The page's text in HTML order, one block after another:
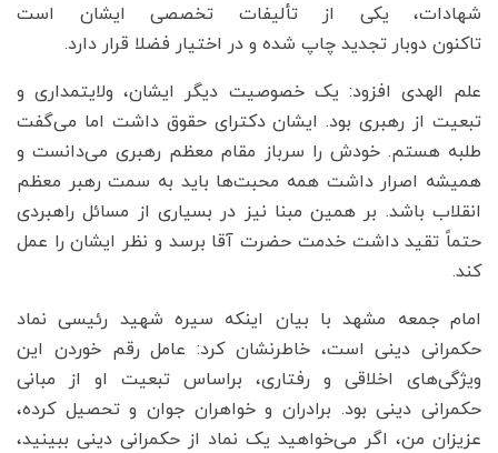
شهادات، یکی از تألیفات تخصصی ایشان است
تاکنون دوبار تجدید چاپ شده و در اختیار فضلا قرار دارد.
علم الهدی افزود: یک خصوصیت دیگر ایشان، ولایتمداری و
تبعیت از رهبری بود. ایشان دکترای حقوق داشت اما می‌گفت
طلبه هستم. خودش را سرباز مقام معظم رهبری می‌دانست و
همیشه اصرار داشت همه محبت‌ها باید به سمت رهبر معظم
انقلاب باشد. بر همین مبنا نیز در بسیاری از مسائل راهبردی
حتماً تقید داشت خدمت حضرت آقا برسد و نظر ایشان را عمل
کند.
امام جمعه مشهد با بیان اینکه سیره شهید رئیسی نماد
حکمرانی دینی است، خاطرنشان کرد: عامل رقم خوردن این
ویژگی‌های اخلاقی و رفتاری، براساس تبعیت او از مبانی
حکمرانی دینی بود. برادران و خواهران جوان و تحصیل کرده،
عزیزان من، اگر می‌خواهید یک نماد از حکمرانی دینی ببینید،